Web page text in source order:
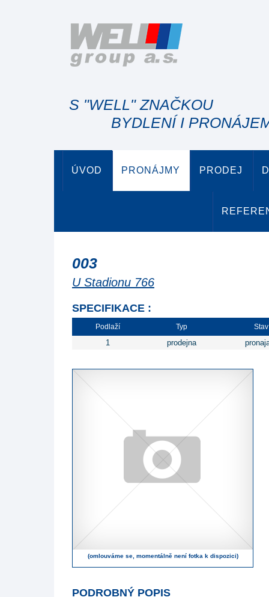
S "WELL" ZNAČKOU
BYDLENÍ I
ÚVOD PRONÁJMY PRODEJ
003
U Stadionu 766
SPECIFIKACE :
Podlaží Typ Stav
1 prodejna
(omlouváme se, momentálně není fotka k dispozici)
PODROBNÝ POPIS